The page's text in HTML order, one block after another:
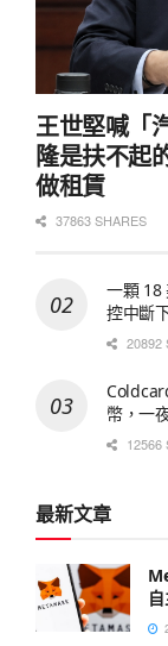
王世堅喊「
隆是扶不起
做租賃
37863 SHARES
一顆 18
控中斷
20892
幣，一
12566
最新文章